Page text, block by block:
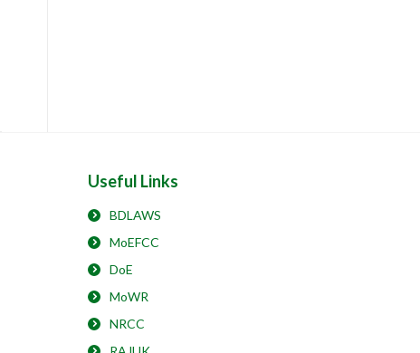
Useful Links
BDLAWS
MoEFCC
DoE
MoWR
NRCC